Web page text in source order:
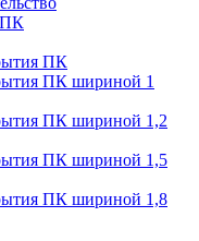
ПК
ПК
ПК шириной 1
ПК шириной 1,2
ПК шириной 1,5
ПК шириной 1,8